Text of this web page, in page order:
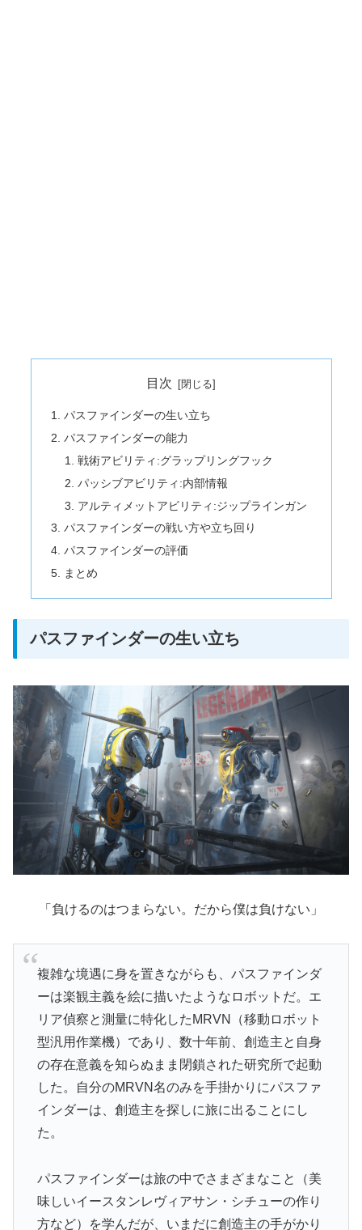
目次
パスファインダーの生い立ち
パスファインダーの能力
戦術アビリティ:グラップリングフック
パッシブアビリティ:内部情報
アルティメットアビリティ:ジップラインガン
パスファインダーの戦い方や立ち回り
パスファインダーの評価
まとめ
パスファインダーの生い立ち
「負けるのはつまらない。だから僕は負けない」
複雑な境遇に身を置きながらも、パスファインダ
ーは楽観主義を絵に描いたようなロボットだ。エ
リア偵察と測量に特化したMRVN（移動ロボット
型汎用作業機）であり、数十年前、創造主と自身
の存在意義を知らぬまま閉鎖された研究所で起動
した。自分のMRVN名のみを手掛かりにパスファ
インダーは、創造主を探しに旅に出ることにし
た。
パスファインダーは旅の中でさまざまなこと（美
味しいイースタンレヴィアサン・シチューの作り
方など）を学んだが、いまだに創造主の手がかり